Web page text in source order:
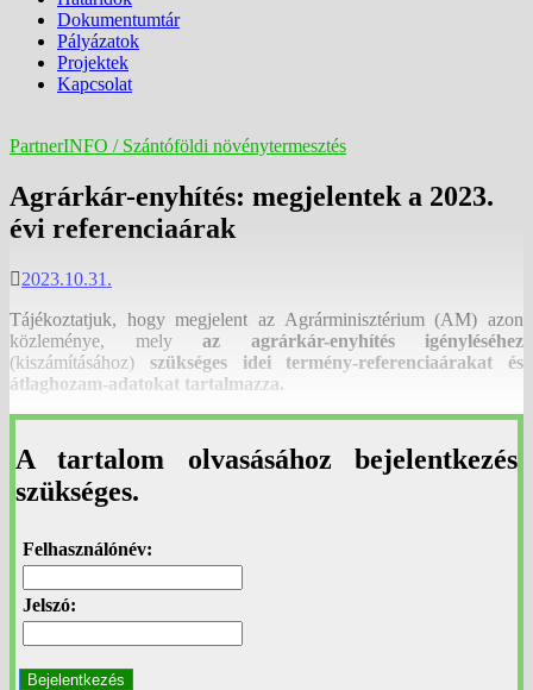
Dokumentumtár
Pályázatok
Projektek
Kapcsolat
PartnerINFO / Szántóföldi növénytermesztés
Agrárkár-enyhítés: megjelentek a 2023.
évi referenciaárak
2023.10.31.
Tájékoztatjuk, hogy megjelent az Agrárminisztérium (AM) azon
közleménye, mely az agrárkár-enyhítés igényléséhez
(kiszámításához) szükséges idei termény-referenciaárakat és
átlaghozam-adatokat tartalmazza.
A tartalom olvasásához bejelentkezés
szükséges.
Felhasználónév:
Jelszó:
Bejelentkezés